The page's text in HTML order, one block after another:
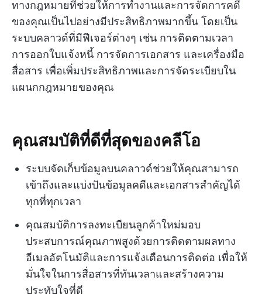
ทางกฎหมายที่ช่วยให้การทำงานและการจัดการคดี
ของคุณเป็นไปอย่างมีประสิทธิภาพมากขึ้น โดยเป็น
ระบบคลาวด์ที่มีฟีเจอร์ต่างๆ เช่น การติดตามเวลา
การออกใบแจ้งหนี้ การจัดการเอกสาร และเครื่องมือ
สื่อสาร เพื่อเพิ่มประสิทธิภาพและการจัดระเบียบใน
แผนกกฎหมายของคุณ
คุณสมบัติที่ดีที่สุดของคลีโอ
ระบบจัดเก็บข้อมูลบนคลาวด์ช่วยให้คุณสามารถ
เข้าถึงและแบ่งปันข้อมูลคดีและเอกสารสำคัญได้
ทุกที่ทุกเวลา
คุณสมบัติการลงทะเบียนลูกค้าใหม่มอบ
ประสบการณ์คุณภาพสูงด้วยการติดตามผลทาง
อีเมลอัตโนมัติและการแจ้งเตือนการติดต่อ เพื่อให้
มั่นใจในการสื่อสารที่ทันเวลาและสร้างความ
ประทับใจที่ดี